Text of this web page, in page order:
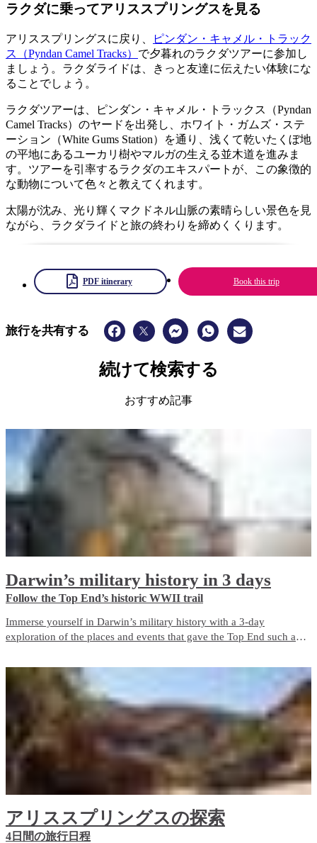
ラクダに乗ってアリススプリングスを見る
アリススプリングスに戻り、
ピンダン・キャメル・トラック
ス（Pyndan Camel Tracks） で夕暮れのラクダツアーに参加し
ましょう。ラクダライドは、きっと友達に伝えたい体験にな
ることでしょう。
ラクダツアーは、ピンダン・キャメル・トラックス（Pyndan
Camel Tracks）のヤードを出発し、ホワイト・ガムズ・ステ
ーション（White Gums Station）を通り、浅くて乾いたくぼ地
の平地にあるユーカリ樹やマルガの生える並木道を進みま
す。ツアーを引率するラクダのエキスパートが、この象徴的
な動物について色々と教えてくれます。
太陽が沈み、光り輝くマクドネル山脈の素晴らしい景色を見
ながら、ラクダライドと旅の終わりを締めくくります。
PDF itinerary Book this trip
旅行を共有する
続けて検索する
おすすめ記事
Darwin’s military history in 3 days
Follow the Top End’s historic WWII trail
Immerse yourself in Darwin’s military history with a 3-day
exploration of the places and events that gave the Top End such an
a living memorial to those who fought and died here, both in the
bombing of Darwin and in the years before and after it.
アリススプリングスの探索
4日間の旅行日程